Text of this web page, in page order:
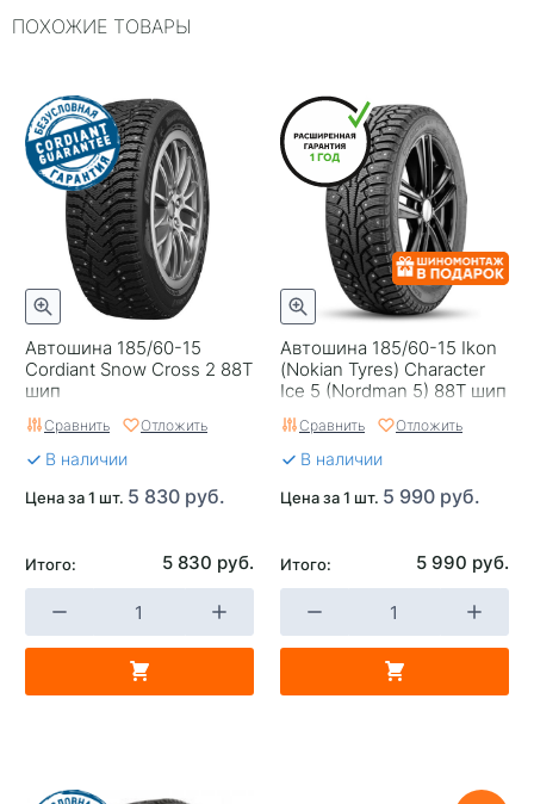
Типоразмер
Тип шины
Легковые
RunFlat
Нет
Комплектация
Шина
Нешипованная
Гарантия
1 год
Страна изготовителя
Россия
ПОХОЖИЕ ТОВАРЫ
Автошина 185/60-15
Cordiant Snow Cross 2 88T
шип
Сравнить Отложить
В наличии
Цена за 1 шт. 5 830 руб.
Итого: 5 830 руб.
Автошина 185/60-15 Ikon
(Nokian Tyres) Character
Ice 5 (Nordman 5) 88T шип
Сравнить Отложить
В наличии
Цена за 1 шт. 5 990 руб.
Итого: 5 990 руб.